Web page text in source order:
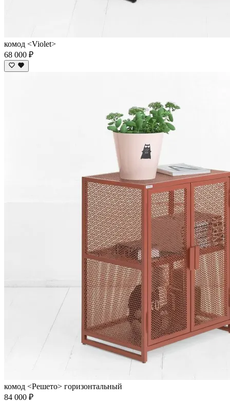
комод <Violet>
68 000 ₽
комод <Решето> горизонтальный
84 000 ₽